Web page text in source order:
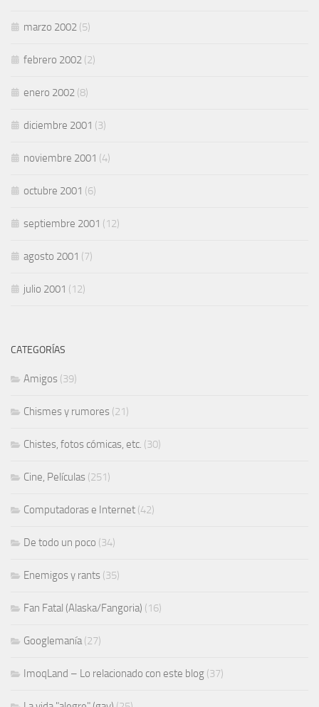
marzo 2002 (5)
febrero 2002 (2)
enero 2002 (8)
diciembre 2001 (3)
noviembre 2001 (4)
octubre 2001 (6)
septiembre 2001 (12)
agosto 2001 (7)
julio 2001 (12)
CATEGORÍAS
Amigos (39)
Chismes y rumores (21)
Chistes, fotos cómicas, etc. (30)
Cine, Películas (251)
Computadoras e Internet (42)
De todo un poco (34)
Enemigos y rants (35)
Fan Fatal (Alaska/Fangoria) (16)
Googlemanía(27)
ImoqLand – Lo relacionado con este blog (37)